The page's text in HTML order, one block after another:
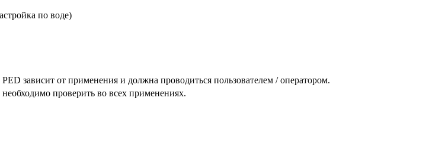
по воде)
зависит от применения и должна проводиться пользователем / оператором.
проверить во всех применениях.